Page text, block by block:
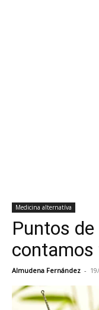
Medicina alternatíva
Puntos
contamos
Almudena Fernández -